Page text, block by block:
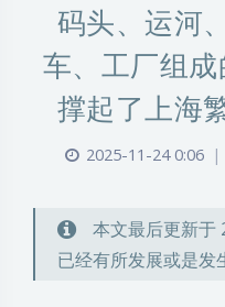
码头、运河
车、工厂组
撑起了上海
2025-11-24 0:06 |
本文最后更新于
已经有所发展或是发